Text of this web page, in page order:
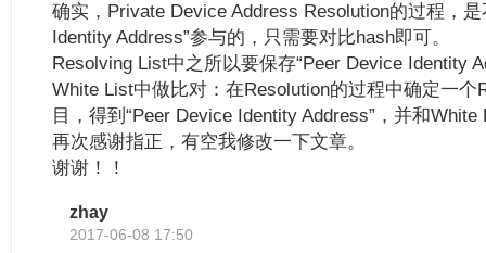
确实，Private Device Address Resolution的过程，
Identity Address”参与的，只需要对比hash即可。
Resolving List中之所以要保存“Peer Device Identity
White List中做比对：在Resolution的过程中确定一个
目，得到“Peer Device Identity Address”，并和
再次感谢指正，有空我修改一下文章。
谢谢！！
zhay
2017-06-08 17:50